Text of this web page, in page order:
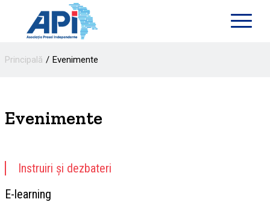
Principală Evenimente
Evenimente
Instruiri și dezbateri
E-learning